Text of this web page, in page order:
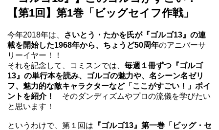
【第1回】第1巻「ビッグセイフ作戦」
今年2018年は、
さいとう・たかを氏が『ゴルゴ13』の連
載を開始した1968年から、ちょうど50周年のアニバーサ
リーイヤー！！
それを記念して、コミスンでは、 毎週１冊ずつ『ゴルゴ
13』の単行本を読み、ゴルゴの魅力や、名シーン名ゼリ
フ、魅力的な敵キャラクターなど「ここがすごい！」ポイ
ントを紹介！
そのダンディズムやプロの流儀を学びたい
と思います！
というわけで、第１回は 『ゴルゴ13』第一巻「ビッグ・セ